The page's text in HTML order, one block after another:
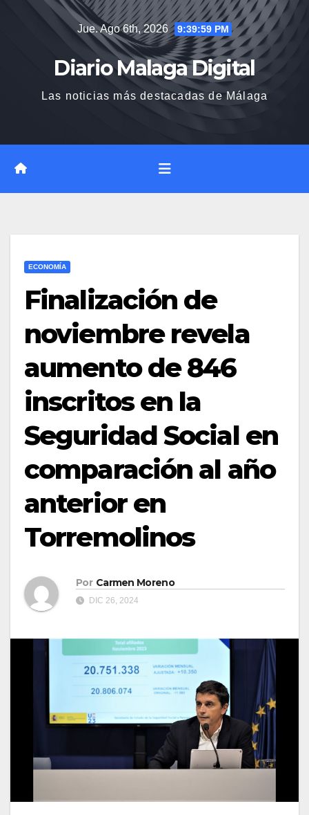
Jue. Ago 6th, 2026 9:40:00 PM
Diario Malaga Digital
Las noticias más destacadas de Málaga
ECONOMÍA
Finalización de
noviembre revela
aumento de 846
inscritos en la
Seguridad Social en
comparación al año
anterior en
Torremolinos
Por Carmen Moreno
DIC 26, 2024